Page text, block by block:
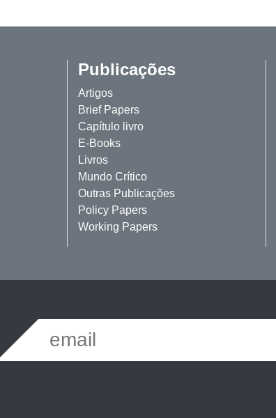
Publicações
Artigos
Brief Papers
Capítulo livro
E-Books
Livros
Mundo Crítico
Outras Publicações
Policy Papers
Working Papers